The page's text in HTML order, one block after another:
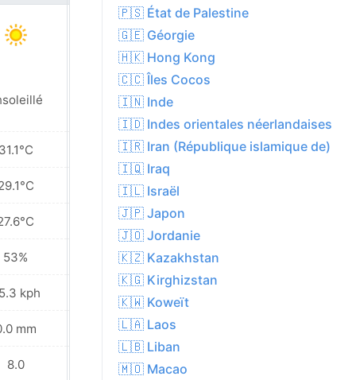
31.1°C
53%
kph
mm
8.0
Ensoleillé
30.4°C
28.5°C
27.1°C
53%
34.2 kph
0.0 mm
8.0
🇵🇸 État de Palestine
🇬🇪 Géorgie
🇭🇰 Hong Kong
🇨🇨 Îles Cocos
🇮🇳 Inde
🇮🇩 Indes orientales néerlandaises
🇮🇷 Iran (République islamique de)
🇮🇶 Iraq
🇮🇱 Israël
🇯🇵 Japon
🇯🇴 Jordanie
🇰🇿 Kazakhstan
🇰🇬 Kirghizstan
🇰🇼 Koweït
🇱🇦 Laos
🇱🇧 Liban
🇲🇴 Macao